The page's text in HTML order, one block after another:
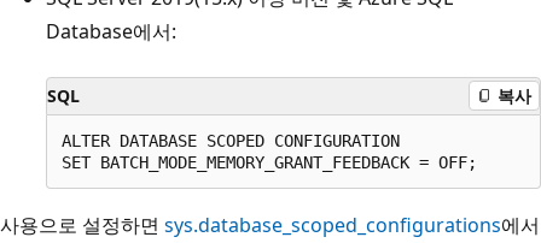
Database에서:
SQL 복사
ALTER DATABASE SCOPED CONFIGURATION
사용으로 설정하면 sys.database_scoped_configurations에서